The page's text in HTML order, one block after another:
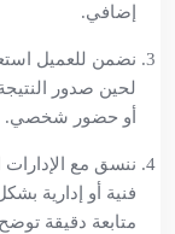
إضافي.
نضمن للعميل
لحين صدور
أو حضور شخصي.
ننسق مع
فنية أو إدارية
متابعة دقيقة